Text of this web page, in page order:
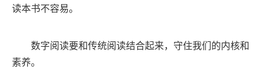
读本书不容易。
数字阅读要和传统阅读结合起来，守住我们的内核和
素养。